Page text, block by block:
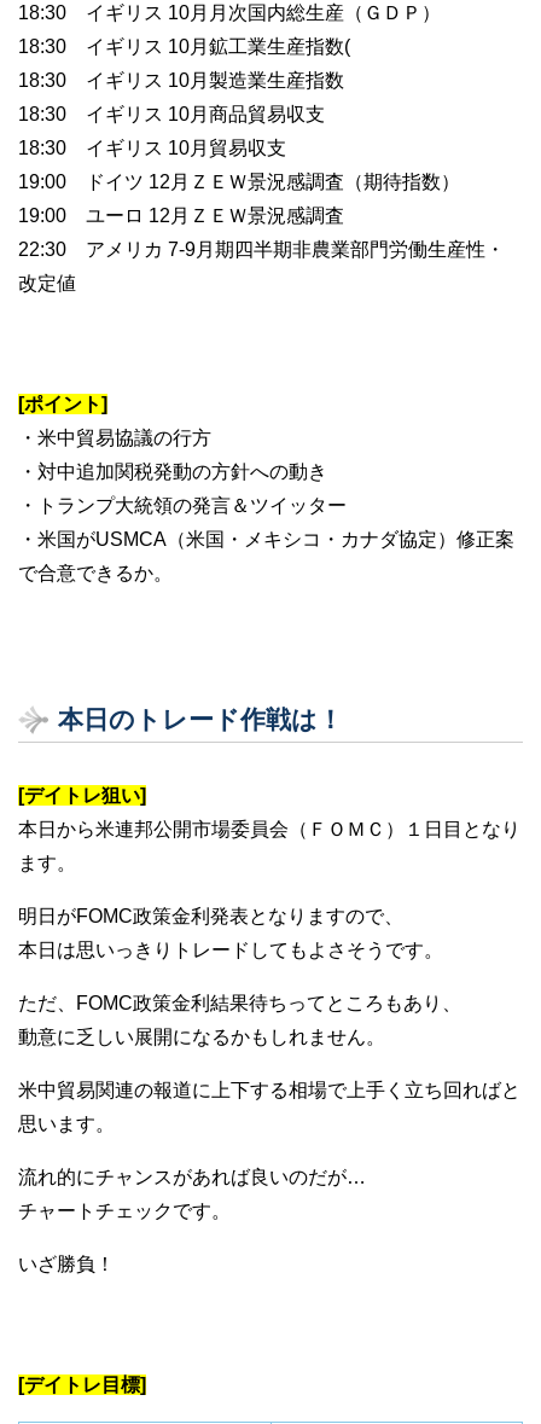
18:30 イギリス 10月月次国内総生産（ＧＤＰ）
18:30 イギリス 10月鉱工業生産指数(
18:30 イギリス 10月製造業生産指数
18:30 イギリス 10月商品貿易収支
18:30 イギリス 10月貿易収支
19:00 ドイツ 12月ＺＥＷ景況感調査（期待指数）
19:00 ユーロ 12月ＺＥＷ景況感調査
22:30 アメリカ 7-9月期四半期非農業部門労働生産性・
改定値
[ポイント]
・米中貿易協議の行方
・対中追加関税発動の方針への動き
・トランプ大統領の発言＆ツイッター
・米国がUSMCA（米国・メキシコ・カナダ協定）修正案
で合意できるか。
本日のトレード作戦は！
[デイトレ狙い]
本日から米連邦公開市場委員会（ＦＯＭＣ）１日目となり
ます。
明日がFOMC政策金利発表となりますので、
本日は思いっきりトレードしてもよさそうです。
ただ、FOMC政策金利結果待ちってところもあり、
動意に乏しい展開になるかもしれません。
米中貿易関連の報道に上下する相場で上手く立ち回ればと
思います。
流れ的にチャンスがあれば良いのだが…
チャートチェックです。
いざ勝負！
[デイトレ目標]